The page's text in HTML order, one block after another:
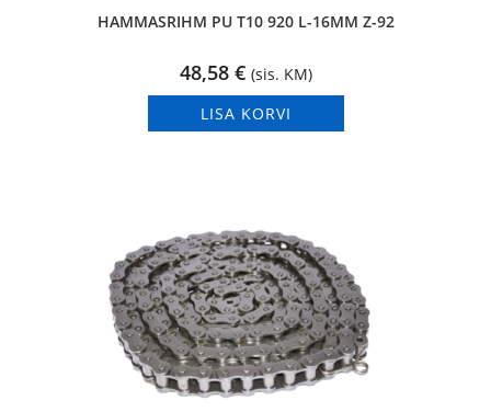
HAMMASRIHM PU T10 920 L-16MM Z-92
48,58 € (sis. KM)
LISA KORVI